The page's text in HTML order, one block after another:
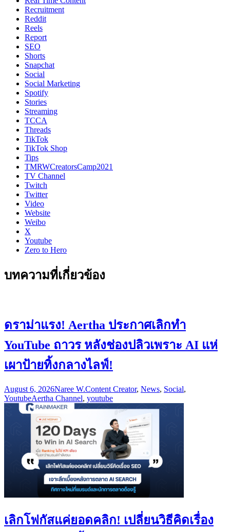
Recruitment
Reddit
Reels
Report
SEO
Shorts
Snapchat
Social
Social Marketing
Spotify
Stories
Streaming
TCCA
Threads
TikTok
TikTok Shop
Tips
TMRWCreatorsCamp2021
TV Channel
Twitch
Twitter
Video
Website
Weibo
X
Youtube
Zero to Hero
บทความที่เกี่ยวข้อง
ดราม่าแรง! Aertha ประกาศเลิกทำ
YouTube ถาวร หลังช่องปลิวเพราะ AI แห่
เผาป้ายทิ้งกลางไลฟ์!
August 6, 2026Naree W.Content Creator, News, Social,
YoutubeAertha Channel, youtube
เลิกโฟกัสแค่ยอดคลิก! เปลี่ยนวิธีคิดเรื่อง